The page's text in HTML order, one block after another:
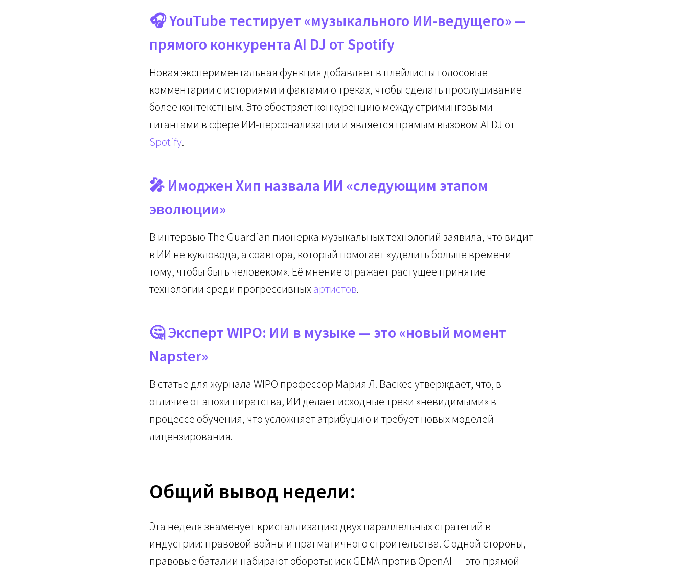
🎧 YouTube тестирует «музыкального ИИ-ведущего» —
прямого конкурента AI DJ от Spotify
Новая экспериментальная функция добавляет в плейлисты голосовые
комментарии с историями и фактами о треках, чтобы сделать прослушивание
более контекстным. Это обостряет конкуренцию между стриминговыми
гигантами в сфере ИИ-персонализации и является прямым вызовом AI DJ от
Spotify.
🎤 Имоджен Хип назвала ИИ «следующим этапом
эволюции»
В интервью The Guardian пионерка музыкальных технологий заявила, что видит
в ИИ не кукловода, а соавтора, который помогает «уделить больше времени
тому, чтобы быть человеком». Её мнение отражает растущее принятие
технологии среди прогрессивныхартистов.
🤔 Эксперт WIPO: ИИ в музыке — это «новый момент
Napster»
В статье для журнала WIPO профессор Мария Л. Васкес утверждает, что, в
отличие от эпохи пиратства, ИИ делает исходные треки «невидимыми» в
процессе обучения, что усложняет атрибуцию и требует новых моделей
лицензирования.
Общий вывод недели:
Эта неделя знаменует кристаллизацию двух параллельных стратегий в
индустрии: правовой войны и прагматичного строительства. С одной стороны,
правовые баталии набирают обороты: иск GEMA против OpenAI — это прямой